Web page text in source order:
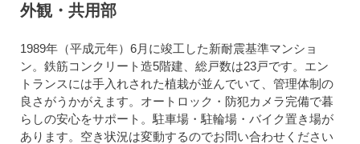
外観・共用部
1989年（平成元年）6月に竣工した新耐震基準マンショ
ン。鉄筋コンクリート造5階建、総戸数は23戸です。エン
トランスには手入れされた植栽が並んでいて、管理体制の
良さがうかがえます。オートロック・防犯カメラ完備で暮
らしの安心をサポート。駐車場・駐輪場・バイク置き場が
あります。空き状況は変動するのでお問い合わせください